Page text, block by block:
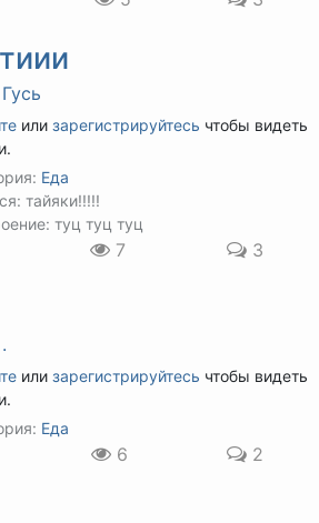
или зарегистрируйтесь чтобы видеть
Еда
тайяки!!!!!
туц туц туц
7 3
или зарегистрируйтесь чтобы видеть
Еда
6 2